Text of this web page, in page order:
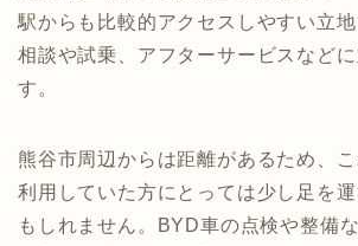
駅からも比較的アクセスしやすい立
相談や試乗、アフターサービスなど
す。
熊谷市周辺からは距離があるため、
利用していた方にとっては少し足を
もしれません。BYD車の点検や整備